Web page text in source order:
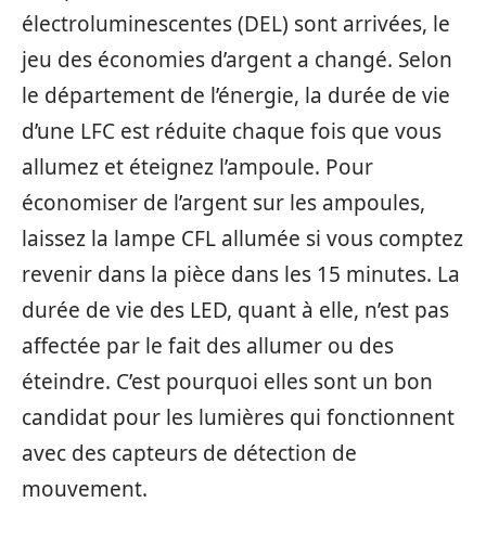
électroluminescentes (DEL) sont arrivées, le
jeu des économies d’argent a changé. Selon
le département de l’énergie, la durée de vie
d’une LFC est réduite chaque fois que vous
allumez et éteignez l’ampoule. Pour
économiser de l’argent sur les ampoules,
laissez la lampe CFL allumée si vous comptez
revenir dans la pièce dans les 15 minutes. La
durée de vie des LED, quant à elle, n’est pas
affectée par le fait des allumer ou des
éteindre. C’est pourquoi elles sont un bon
candidat pour les lumières qui fonctionnent
avec des capteurs de détection de
mouvement.